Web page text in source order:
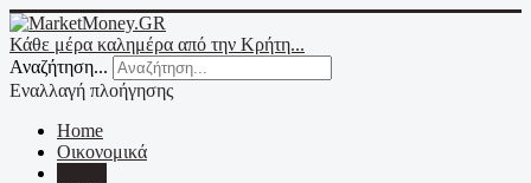
Κάθε μέρα καλημέρα από την Κρήτη...
Αναζήτηση...
Εναλλαγή πλοήγησης
Home
Οικονομικά